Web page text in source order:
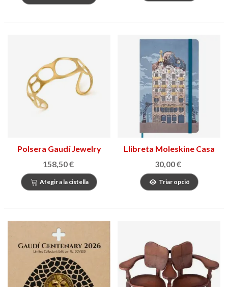
Polsera Gaudí Jewelry
Casa Milà
158,50 €
Afegir a la cistella
Llibreta Moleskine Casa
Batlló
30,00 €
Triar opció